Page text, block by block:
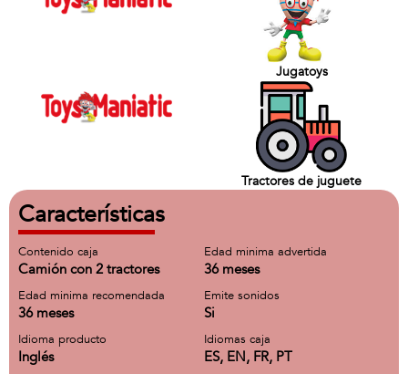
Jugatoys
Tractores de juguete
Características
Contenido caja
Camión con 2 tractores
Edad minima advertida
36 meses
Edad minima recomendada
36 meses
Emite sonidos
Si
Idioma producto
Inglés
Idiomas caja
ES, EN, FR, PT